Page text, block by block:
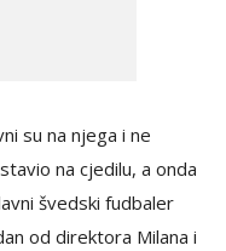
su na njega i ne
na cjedilu, a onda
švedski fudbaler
od direktora Milana i